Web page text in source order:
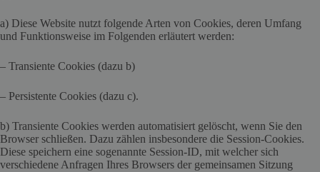
a) Diese Website nutzt folgende Arten von Cookies, deren Umfang
und Funktionsweise im Folgenden erläutert werden:
– Transiente Cookies (dazu b)
– Persistente Cookies (dazu c).
b) Transiente Cookies werden automatisiert gelöscht, wenn Sie den
Browser schließen. Dazu zählen insbesondere die Session-Cookies.
Diese speichern eine sogenannte Session-ID, mit welcher sich
verschiedene Anfragen Ihres Browsers der gemeinsamen Sitzung